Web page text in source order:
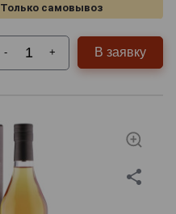
Только самовывоз
- + В заявку